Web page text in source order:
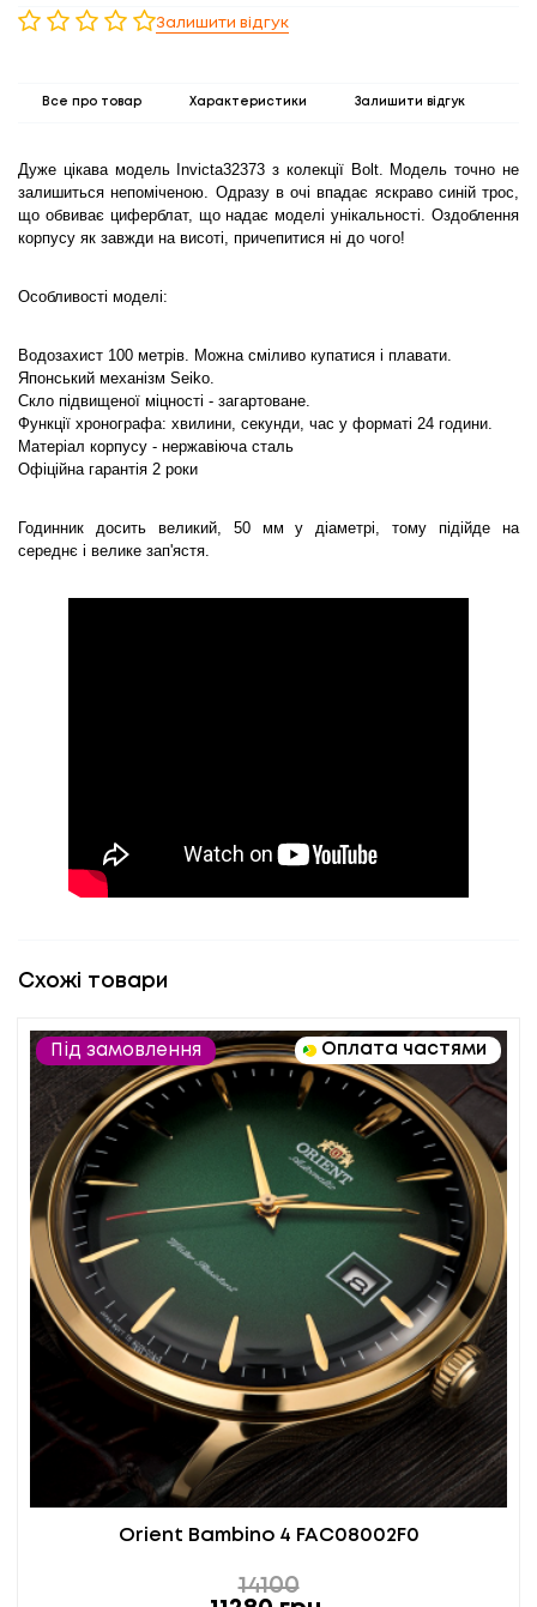
Залишити відгук
Все про товар Характеристики Залишити відгук
Дуже цікава модель Invicta32373 з колекції Bolt. Модель точно не
залишиться непоміченою. Одразу в очі впадає яскраво синій трос,
що обвиває циферблат, що надає моделі унікальності. Оздоблення
корпусу як завжди на висоті, причепитися ні до чого!
Особливості моделі:
Водозахист 100 метрів. Можна сміливо купатися і плавати.
Японський механізм Seiko.
Скло підвищеної міцності - загартоване.
Функції хронографа: хвилини, секунди, час у форматі 24 години.
Матеріал корпусу - нержавіюча сталь
Офіційна гарантія 2 роки
Годинник досить великий, 50 мм у діаметрі, тому підійде на
середнє і велике зап'ястя.
Схожі товари
Під замовлення Оплата частями
Orient Bambino 4 FAC08002F0
14100